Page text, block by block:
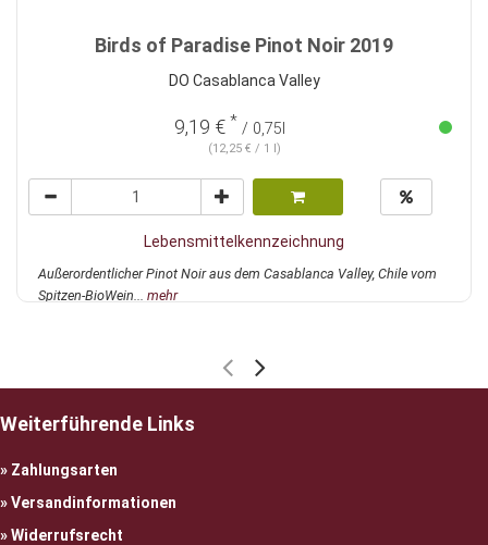
Birds of Paradise Pinot Noir 2019
DO Casablanca Valley
9,19 € * / 0,75l
(12,25 € / 1 l)
Lebensmittelkennzeichnung
Außerordentlicher Pinot Noir aus dem Casablanca Valley, Chile vom
Spitzen-BioWein... mehr
Weiterführende Links
Zahlungsarten
Versandinformationen
Widerrufsrecht